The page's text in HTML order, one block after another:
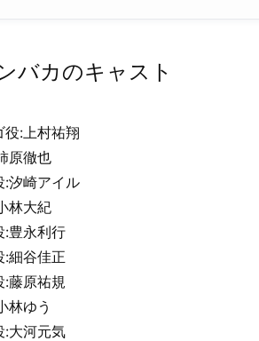
バカのキャスト
役:上村祐翔
原徹也
:汐崎アイル
林大紀
:豊永利行
:細谷佳正
:藤原祐規
林ゆう
:大河元気